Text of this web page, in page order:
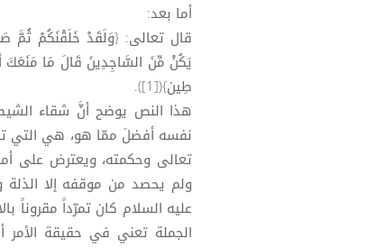
أما بعد:
قال تعالى: {وَلَقَدْ خَلَقْنَكُمْ ثُمَّ
يَكُنْ مِّنَ السَّاجِدِينَ قَالَ مَا مَنَعَكَ
طِين}([1]).
هذا النص يوضح أنَّ شقاء
نفسه أفضلَ ممّا هو، هي التي
تعالى وحكمته، ويعترض على
ولم يحصد من موقفه إلا الذلة
عليه السلام كان تمرّداً مقروناً
الجملة تعني في حقيقة الأمر